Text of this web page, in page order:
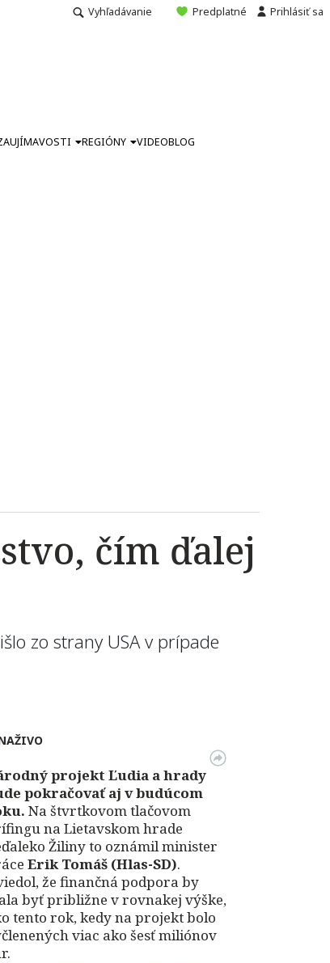
Vyhľadávanie Predplatné Prihlásiť sa
REGIÓNY VIDEOBLOG
čím ďalej
zo strany USA v prípade
projekt Ľudia a hrady
pokračovať aj v budúcom
Na štvrtkovom tlačovom
na Lietavskom hrade
Žiliny to oznámil minister
Erik Tomáš (Hlas-SD).
že finančná podpora by
byť približne v rovnakej výške,
tento rok, kedy na projekt bolo
viac ako šesť miliónov